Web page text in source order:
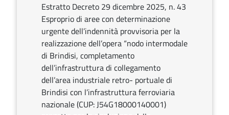
Estratto Decreto 29 dicembre 2025, n. 43
Esproprio di aree con determinazione
urgente dell’indennità provvisoria per la
realizzazione dell’opera “nodo intermodale
di Brindisi, completamento
dell’infrastruttura di collegamento
dell’area industriale retro- portuale di
Brindisi con l’infrastruttura ferroviaria
nazionale (CUP: J54G18000140001)